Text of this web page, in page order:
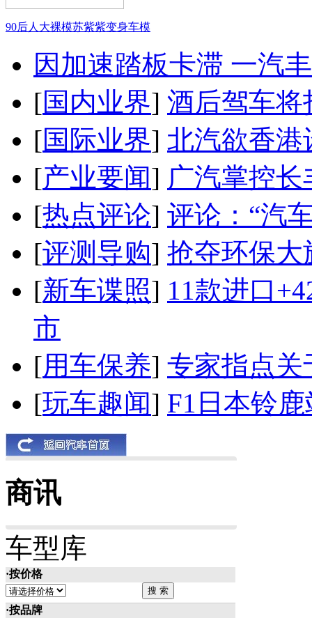
90后人大裸模苏紫紫变身车模
因加速踏板卡滞 一汽
[国内业界] 酒后驾车将
[国际业界] 北汽欲香港
[产业要闻] 广汽掌控
[热点评论] 评论：“汽
[评测导购] 抢夺环保大
[新车谍照] 11款进口
市
[用车保养] 专家指点关
[玩车趣闻] F1日本铃
商讯
车型库
·按价格
·按品牌